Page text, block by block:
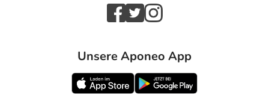
Unsere Aponeo App